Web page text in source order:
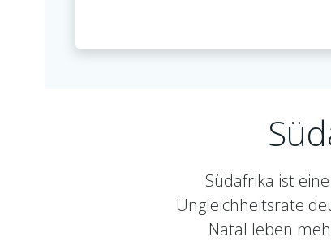
Südafrika ist
Ungleichheitsrate
Natal leben